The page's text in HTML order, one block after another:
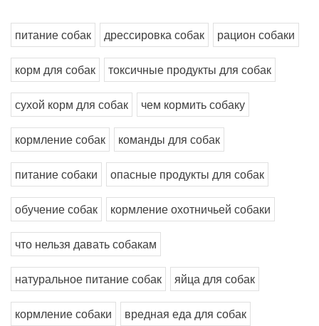
питание собак дрессировка собак рацион собаки
корм для собак токсичные продукты для собак
сухой корм для собак чем кормить собаку
кормление собак команды для собак
питание собаки опасные продукты для собак
обучение собак кормление охотничьей собаки
что нельзя давать собакам
натуральное питание собак яйца для собак
кормление собаки вредная еда для собак